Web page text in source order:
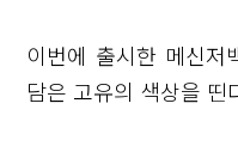
이번에 출시한 메신
담은 고유의 색상을